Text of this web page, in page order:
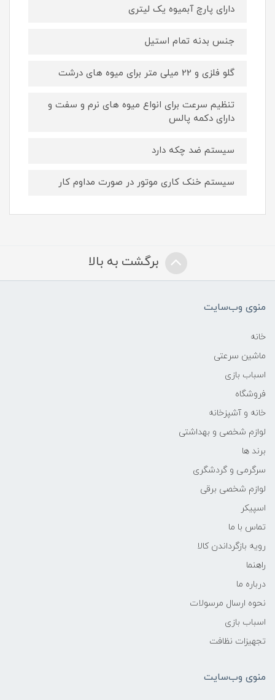
دارای پارچ آبمیوه یک لیتری
جنس بدنه تمام استیل
گلو فلزی و 22 میلی متر برای میوه های درشت
تنظیم سرعت برای انواع میوه های نرم و سفت و
دارای دکمه پالس
سیستم ضد چکه دارد
سیستم خنک کاری موتور در صورت مداوم کار
برگشت به بالا
منوی وب‌سایت
خانه
ماشین سرعتی
اسباب بازی
فروشگاه
خانه و آشپزخانه
لوازم شخصی و بهداشتی
برند ها
سرگرمی و گردشگری
لوازم شخصی برقی
اسپیکر
تماس با ما
رویه بازگرداندن کالا
راهنما
درباره ما
نحوه ارسال مرسولات
اسباب بازی
تجهیزات نظافت
منوی وب‌سایت